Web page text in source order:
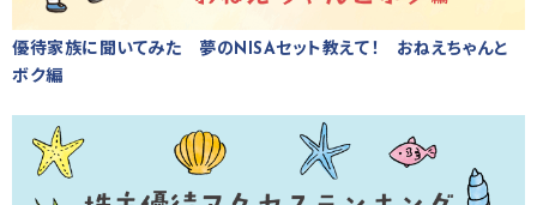
優待家族に聞いてみた 夢のNISAセット教えて！ おねえちゃんと
ボク編